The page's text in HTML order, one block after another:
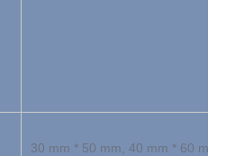
30 mm * 50 mm, 40 mm * 60 mm,